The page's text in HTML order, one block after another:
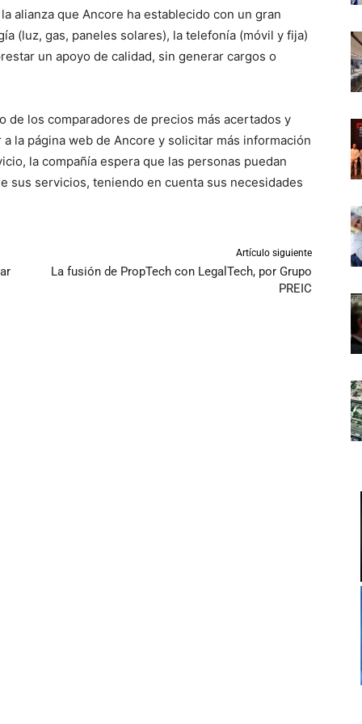
alianza que Ancore ha establecido con un gran
(luz, gas, paneles solares), la telefonía (móvil y fija)
un apoyo de calidad, sin generar cargos o
de los comparadores de precios más acertados y
la página web de Ancore y solicitar más información
la compañía espera que las personas puedan
sus servicios, teniendo en cuenta sus necesidades
Artículo siguiente
La fusión de PropTech con LegalTech, por Grupo
PREIC